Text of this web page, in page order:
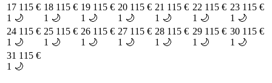
17 115 €
1 🌙
18 115 €
1 🌙
19 115 €
1 🌙
20 115 €
1 🌙
21 115 €
1 🌙
22 115 €
1 🌙
23 115 €
1 🌙
24 115 €
1 🌙
25 115 €
1 🌙
26 115 €
1 🌙
27 115 €
1 🌙
28 115 €
1 🌙
29 115 €
1 🌙
30 115 €
1 🌙
31 115 €
1 🌙